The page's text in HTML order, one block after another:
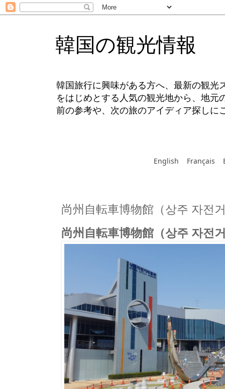
韓国の観光情報
韓国旅行に興味がある方へ、最新の観光
をはじめとする人気の観光地から、地
前の参考や、次の旅のアイディア探しに
English Français
尚州自転車博物館（상주 자전
尚州自転車博物館（상주 자전